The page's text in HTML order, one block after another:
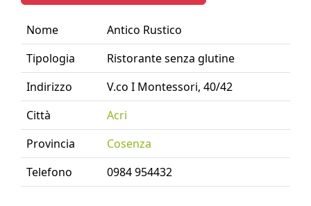
Nome
Antico Rustico
Tipologia
Ristorante senza glutine
Indirizzo
V.co I Montessori, 40/42
Città
Acri
Provincia
Cosenza
Telefono
0984 954432